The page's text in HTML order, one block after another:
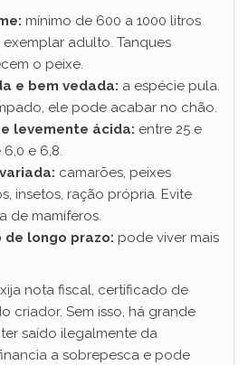
mínimo de 600 a 1000 litros
adulto. Tanques
o peixe.
e bem vedada: a espécie pula.
ele pode acabar no chão.
levemente ácida: entre 25 e
6,0 e 6,8.
camarões, peixes
insetos, ração própria. Evite
de mamíferos.
de longo prazo: pode viver mais
nota fiscal, certificado de
criador. Sem isso, há grande
saído ilegalmente da
a sobrepesca e pode